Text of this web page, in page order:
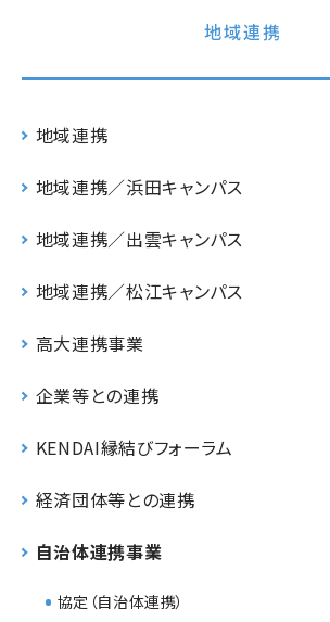
地域連携
地域連携
地域連携／浜田キャンパス
地域連携／出雲キャンパス
地域連携／松江キャンパス
高大連携事業
企業等との連携
KENDAI縁結びフォーラム
経済団体等との連携
自治体連携事業
協定（自治体連携）